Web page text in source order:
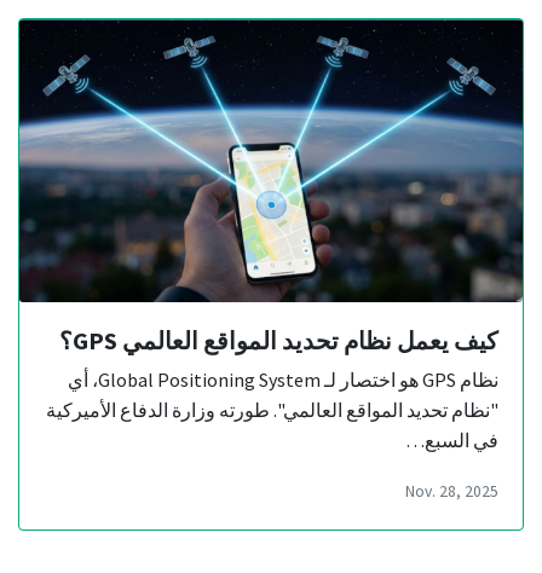
كيف يعمل نظام تحديد المواقع العالمي GPS؟
نظام GPS هو اختصار لـ Global Positioning System، أي
"نظام تحديد المواقع العالمي". طورته وزارة الدفاع الأميركية
في السبع…
Nov. 28, 2025